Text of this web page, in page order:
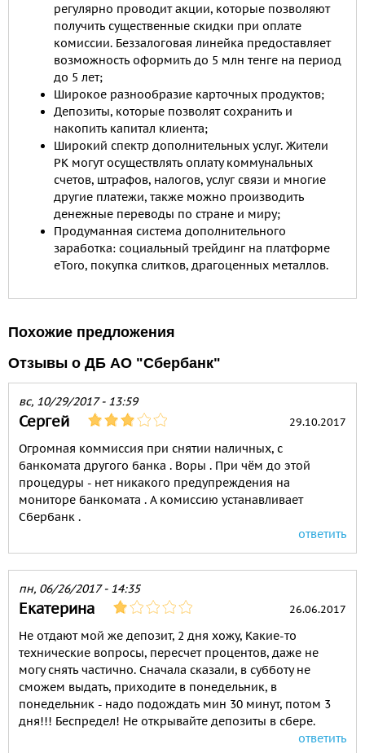
регулярно проводит акции, которые позволяют
получить существенные скидки при оплате
комиссии. Беззалоговая линейка предоставляет
возможность оформить до 5 млн тенге на период
до 5 лет;
Широкое разнообразие карточных продуктов;
Депозиты, которые позволят сохранить и
накопить капитал клиента;
Широкий спектр дополнительных услуг. Жители
РК могут осуществлять оплату коммунальных
счетов, штрафов, налогов, услуг связи и многие
другие платежи, также можно производить
денежные переводы по стране и миру;
Продуманная система дополнительного
заработка: социальный трейдинг на платформе
eToro, покупка слитков, драгоценных металлов.
Похожие предложения
Отзывы о ДБ АО "Сбербанк"
вс, 10/29/2017 - 13:59
Сергей 29.10.2017
Огромная коммиссия при снятии наличных, с
банкомата другого банка . Воры . При чём до этой
процедуры - нет никакого предупреждения на
мониторе банкомата . А комиссию устанавливает
Сбербанк .
ответить
пн, 06/26/2017 - 14:35
Екатерина 26.06.2017
Не отдают мой же депозит, 2 дня хожу, Какие-то
технические вопросы, пересчет процентов, даже не
могу снять частично. Сначала сказали, в субботу не
сможем выдать, приходите в понедельник, в
понедельник - надо подождать мин 30 минут, потом 3
дня!!! Беспредел! Не открывайте депозиты в сбере.
ответить